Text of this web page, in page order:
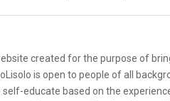
created for the purpose of
is open to people of all
educate based on the